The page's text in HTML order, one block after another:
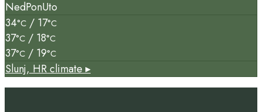
NedPonUto
34°C / 17°C
37°C / 18°C
37°C / 19°C
Slunj, HRclimate ▸